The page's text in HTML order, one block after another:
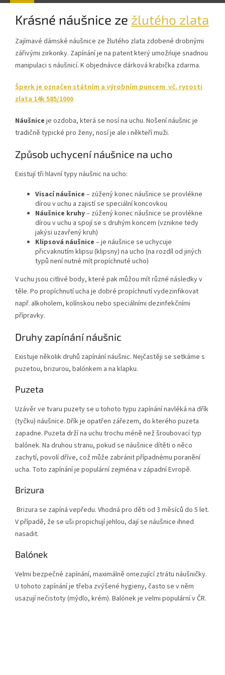
Krásné náušnice ze žlutého zlata
Zajímavé dámské náušnice ze žlutého zlata zdobené drobnými
zářivými zirkonky. Zapínání je na patent který umožńuje snadnou
manipulaci s náušnicí. K objednávce dárková krabička zdarma.
Šperk je označen státním a výrobním puncem vč. ryzosti
zlata 14k 585/1000
Náušnice je ozdoba, která se nosí na uchu. Nošení náušnic je
tradičně typické pro ženy, nosí je ale i někteří muži.
Způsob uchycení náušnice na ucho
Existují tři hlavní typy náušnic na ucho:
Visací náušnice – zúžený konec náušnice se provlékne
dírou v uchu a zajistí se speciální koncovkou
Náušnice kruhy– zúžený konec náušnice se provlékne
dírou v uchu a spojí se s druhým koncem (vznikne tedy
jakýsi uzavřený kruh)
Klipsová náušnice – je náušnice se uchycuje
přicvaknutím klipsu (klipsny) na ucho (na rozdíl od jiných
typů není nutné mít propíchnuté ucho)
V uchu jsou citlivé body, které pak můžou mít různé následky v
těle. Po propíchnutí ucha je dobré propíchnutí vydezinfikovat
např. alkoholem, kolínskou nebo speciálními dezinfekčními
přípravky.
Druhy zapínání náušnic
Existuje několik druhů zapínání náušnic. Nejčastěji se setkáme s
puzetou, brizurou, balónkem a na klapku.
Puzeta
Uzávěr ve tvaru puzety se u tohoto typu zapínání navléká na dřík
(tyčku) náušnice. Dřík je opatřen zářezem, do kterého puzeta
zapadne. Puzeta drží na uchu trochu méně než šroubovací typ
balónek. Na druhou stranu, pokud se náušnice dítěti o něco
zachytí, povolí dříve, což může zabránit případnému poranění
ucha. Toto zapínání je populární zejména v západní Evropě.
Brizura
Brizura se zapíná vepředu. Vhodná pro děti od 3 měsíců do 5 let.
V případě, že se uši propichují jehlou, dají se náušnice ihned
nasadit.
Balónek
Velmi bezpečné zapínání, maximálně omezující ztrátu náušničky.
U tohoto zapínání je třeba zvýšené hygieny, často se v něm
usazují nečistoty (mýdlo, krém). Balónek je velmi populární v ČR.